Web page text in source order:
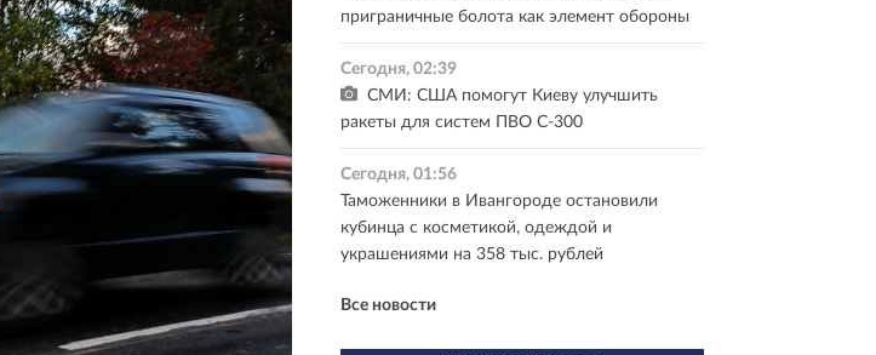
приграничные болота как элемент обороны
Сегодня, 02:39
СМИ: США помогут Киеву улучшить
ракеты для систем ПВО С-300
Сегодня, 01:56
Таможенники в Ивангороде остановили
кубинца с косметикой, одеждой и
украшениями на 358 тыс. рублей
Все новости